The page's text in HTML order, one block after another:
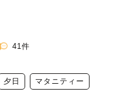
41件
夕日 マタニティー